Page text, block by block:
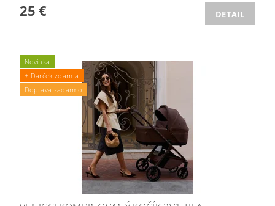
25 € DETAIL
Novinka
+ Darček zdarma
Doprava zadarmo